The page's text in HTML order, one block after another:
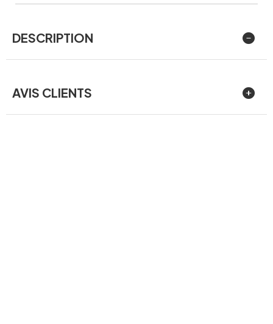
DESCRIPTION
AVIS CLIENTS